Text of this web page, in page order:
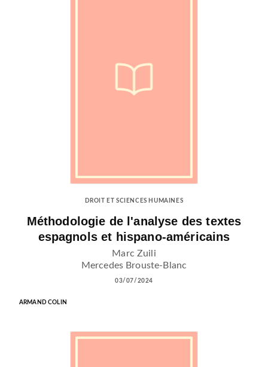
DROIT ET SCIENCES HUMAINES
Méthodologie de l'analyse des textes
espagnols et hispano-américains
Marc Zuili
Mercedes Brouste-Blanc
03/07/2024
ARMAND COLIN